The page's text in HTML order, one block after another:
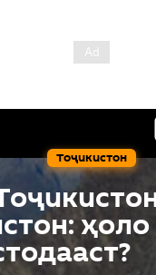
Тоҷикистон